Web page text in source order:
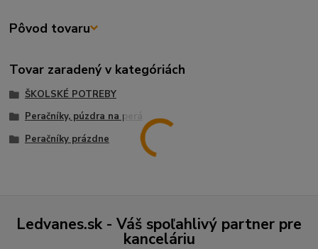
Pôvod tovaru
Tovar zaradený v kategóriách
ŠKOLSKÉ POTREBY
Peračníky, púzdra na perá
Peračníky prázdne
Ledvanes.sk - Váš spoľahlivý partner pre
kanceláriu